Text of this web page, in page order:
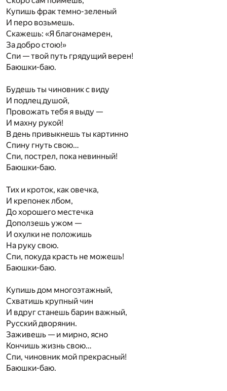
Купишь фрак темно-зеленый
И перо возьмешь.
Скажешь: «Я благонамерен,
За добро стою!»
Спи — твой путь грядущий верен!
Баюшки-баю.
Будешь ты чиновник с виду
И подлец душой,
Провожать тебя я выду —
И махну рукой!
В день привыкнешь ты картинно
Спину гнуть свою…
Спи, пострел, пока невинный!
Баюшки-баю.
Тих и кроток, как овечка,
И крепонек лбом,
До хорошего местечка
Доползешь ужом —
И охулки не положишь
На руку свою.
Спи, покуда красть не можешь!
Баюшки-баю.
Купишь дом многоэтажный,
Схватишь крупный чин
И вдруг станешь барин важный,
Русский дворянин.
Заживешь — и мирно, ясно
Кончишь жизнь свою…
Спи, чиновник мой прекрасный!
Баюшки-баю.